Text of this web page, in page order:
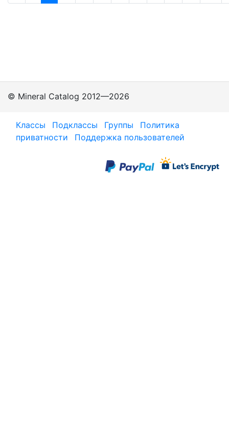
© Mineral Catalog 2012—2026
Классы Подклассы Группы
Политика
приватности
Поддержка пользователей